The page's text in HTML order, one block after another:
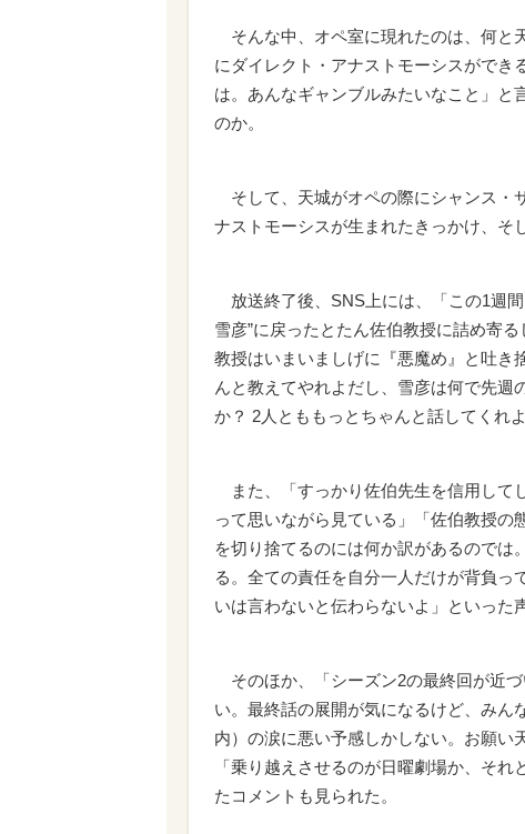
そんな中、オペ室に現れたのは、何と
にダイレクト・アナストモーシスができ
は。あんなギャンブルみたいなこと」と
のか。
そして、天城がオペの際にシャンス・
ナストモーシスが生まれたきっかけ、そ
放送終了後、SNS上には、「この1週
雪彦”に戻ったとたん佐伯教授に詰め寄
教授はいまいましげに『悪魔め』と吐
んと教えてやれよだし、雪彦は何で先週
か？ 2人とももっとちゃんと話してくれ
また、「すっかり佐伯先生を信用して
って思いながら見ている」「佐伯教授の
を切り捨てるのには何か訳があるのでは
る。全ての責任を自分一人だけが背負っ
いは言わないと伝わらないよ」といった
そのほか、「シーズン2の最終回が近
い。最終話の展開が気になるけど、みん
内）の涙に悪い予感しかしない。お願い
「乗り越えさせるのが日曜劇場か、そ
たコメントも見られた。